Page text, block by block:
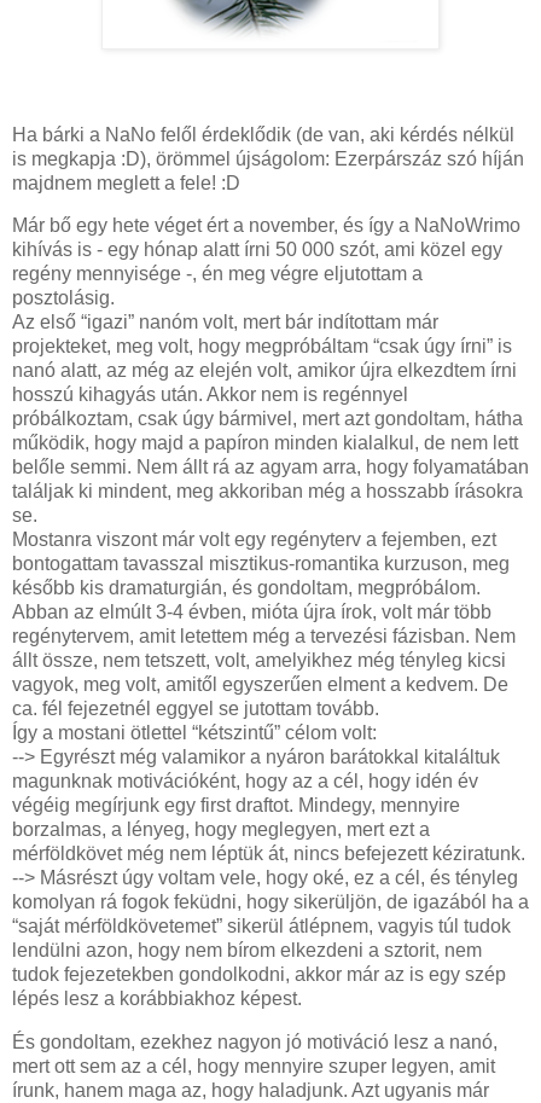
Ha bárki a NaNo felől érdeklődik (de van, aki kérdés nélkül
is megkapja :D), örömmel újságolom: Ezerpárszáz szó híján
majdnem meglett a fele! :D
Már bő egy hete véget ért a november, és így a NaNoWrimo
kihívás is - egy hónap alatt írni 50 000 szót, ami közel egy
regény mennyisége -, én meg végre eljutottam a
posztolásig.
Az első “igazi” nanóm volt, mert bár indítottam már
projekteket, meg volt, hogy megpróbáltam “csak úgy írni” is
nanó alatt, az még az elején volt, amikor újra elkezdtem írni
hosszú kihagyás után. Akkor nem is regénnyel
próbálkoztam, csak úgy bármivel, mert azt gondoltam, hátha
működik, hogy majd a papíron minden kialalkul, de nem lett
belőle semmi. Nem állt rá az agyam arra, hogy folyamatában
találjak ki mindent, meg akkoriban még a hosszabb írásokra
se.
Mostanra viszont már volt egy regényterv a fejemben, ezt
bontogattam tavasszal misztikus-romantika kurzuson, meg
később kis dramaturgián, és gondoltam, megpróbálom.
Abban az elmúlt 3-4 évben, mióta újra írok, volt már több
regénytervem, amit letettem még a tervezési fázisban. Nem
állt össze, nem tetszett, volt, amelyikhez még tényleg kicsi
vagyok, meg volt, amitől egyszerűen elment a kedvem. De
ca. fél fejezetnél eggyel se jutottam tovább.
Így a mostani ötlettel “kétszintű” célom volt:
--> Egyrészt még valamikor a nyáron barátokkal kitaláltuk
magunknak motivációként, hogy az a cél, hogy idén év
végéig megírjunk egy first draftot. Mindegy, mennyire
borzalmas, a lényeg, hogy meglegyen, mert ezt a
mérföldkövet még nem léptük át, nincs befejezett kéziratunk.
--> Másrészt úgy voltam vele, hogy oké, ez a cél, és tényleg
komolyan rá fogok feküdni, hogy sikerüljön, de igazából ha a
“saját mérföldkövetemet” sikerül átlépnem, vagyis túl tudok
lendülni azon, hogy nem bírom elkezdeni a sztorit, nem
tudok fejezetekben gondolkodni, akkor már az is egy szép
lépés lesz a korábbiakhoz képest.
És gondoltam, ezekhez nagyon jó motiváció lesz a nanó,
mert ott sem az a cél, hogy mennyire szuper legyen, amit
írunk, hanem maga az, hogy haladjunk. Azt ugyanis már